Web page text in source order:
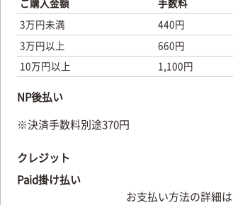
3万円未満
440円
3万円以上
660円
10万円以上
1,100円
NP後払い
※決済手数料別途370円
クレジット
Paid掛け払い
お支払い方法の詳細は